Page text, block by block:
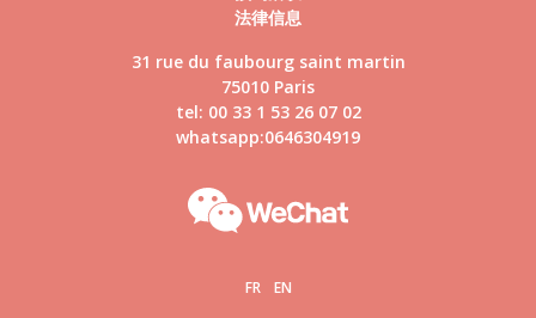
法律信息
31 rue du faubourg saint martin
75010 Paris
tel: 00 33 1 53 26 07 02
whatsapp:0646304919
FR EN